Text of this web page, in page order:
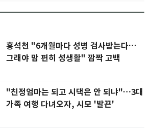
홍석천 "6개월마다 성병 검사받는다…
그래야 맘 편히 성생활" 깜짝 고백
"친정엄마는 되고 시댁은 안 되냐"…3대
가족 여행 다녀오자, 시모 '발끈'